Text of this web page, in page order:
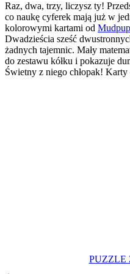
Raz, dwa, trzy, liczysz ty!
co naukę cyferek mają już w
kolorowymi kartami od
Dwadzieścia sześć
żadnych tajemnic. Mały
do zestawu kółku i pokazuje
Świetny z niego chłopak!
PUZZLE